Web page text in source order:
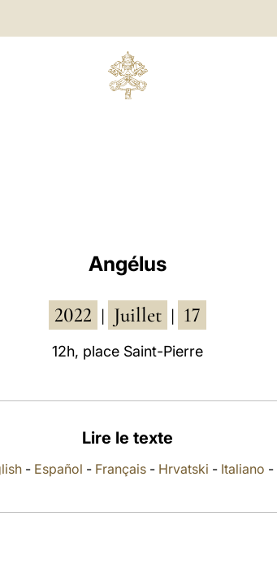
Angélus
2022 Juillet 17
12h, place Saint-Pierre
Lire le texte
- Español - Français- Hrvatski - Italiano -